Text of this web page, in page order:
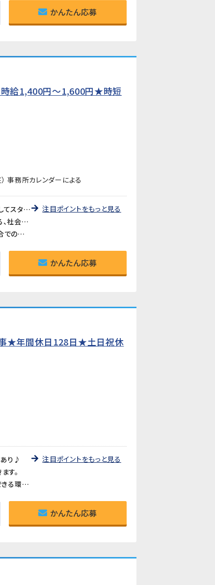
かんたん応募
時給1,400円〜1,600円★時短
事務所カレンダーによる
《未経験歓迎・先輩が丁寧に教えます》教育研修制度が充実しているので、製造・検査業務が初めての方も安心してスタートできます。アットホームな職場で長く働きやすい環境です。
《医療・バイオ分野の製品に携われるやりがい》医療やバイオ分野で使用されるマイクロ流路チップの品質を守る、社会に貢献できるお仕事です。クリーンルームでの作業で清潔な環境が保たれています。
《時短勤務も相談可》家庭や育児との両立を考えている方も歓迎。時短勤務のご相談に対応しています。家庭都合での休みも取りやすい職場です。
注目ポイントをもっと見る
かんたん応募
事★年間休日128日★土日祝休
り♪
す。
《アットホームで長く働きやすい職場》スタッフ同士の距離が近く、相談しやすい雰囲気。長期間にわたって活躍できる環境です。
注目ポイントをもっと見る
かんたん応募